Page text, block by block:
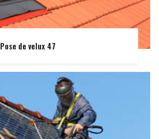
Pose de velux 47